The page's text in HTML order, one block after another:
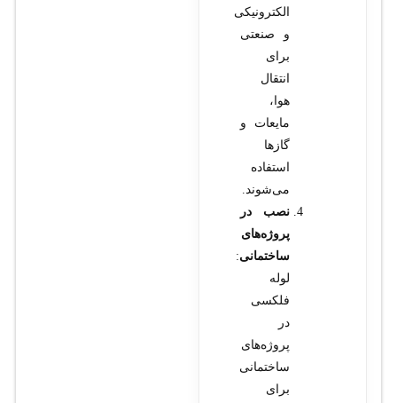
الکترونیکی
و صنعتی
برای
انتقال
هوا،
مایعات و
گازها
استفاده
می‌شوند.
نصب در
پروژه‌های
ساختمانی:
لوله
فلکسی
در
پروژه‌های
ساختمانی
برای